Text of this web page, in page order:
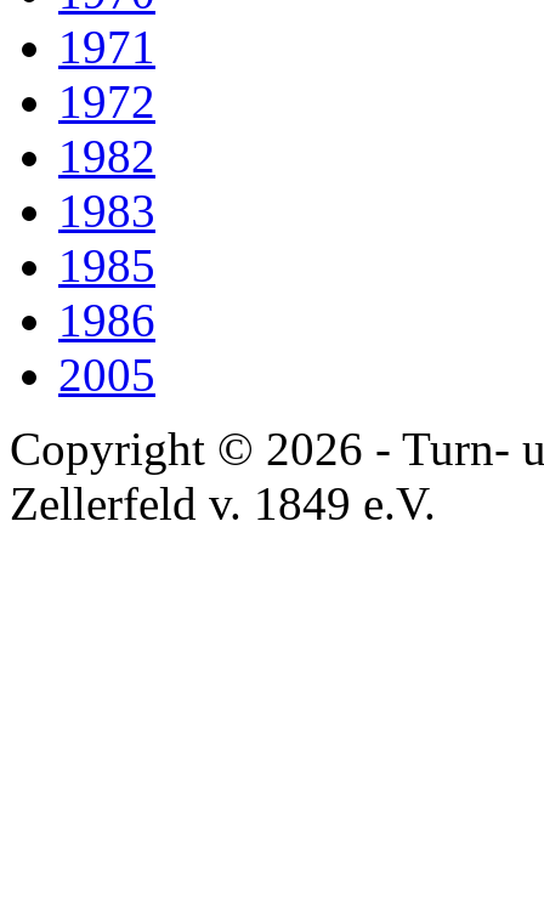
1971
1972
1982
1983
1985
1986
2005
Copyright © 2026 - Turn-
Zellerfeld v. 1849 e.V.